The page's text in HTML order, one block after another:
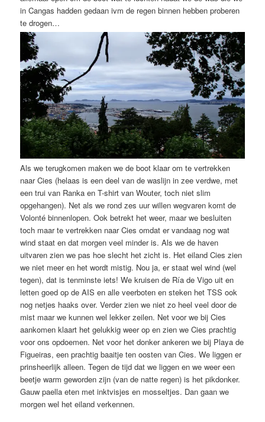
in Cangas hadden gedaan ivm de regen binnen hebben proberen
te drogen…
Als we terugkomen maken we de boot klaar om te vertrekken
naar Cies (helaas is een deel van de waslijn in zee verdwe, met
een trui van Ranka en T-shirt van Wouter, toch niet slim
opgehangen). Net als we rond zes uur willen wegvaren komt de
Volonté binnenlopen. Ook betrekt het weer, maar we besluiten
toch maar te vertrekken naar Cies omdat er vandaag nog wat
wind staat en dat morgen veel minder is. Als we de haven
uitvaren zien we pas hoe slecht het zicht is. Het eiland Cies zien
we niet meer en het wordt mistig. Nou ja, er staat wel wind (wel
tegen), dat is tenminste iets! We kruisen de Ría de Vigo uit en
letten goed op de AIS en alle veerboten en steken het TSS ook
nog netjes haaks over. Verder zien we niet zo heel veel door de
mist maar we kunnen wel lekker zeilen. Net voor we bij Cies
aankomen klaart het gelukkig weer op en zien we Cies prachtig
voor ons opdoemen. Net voor het donker ankeren we bij Playa de
Figueiras, een prachtig baaitje ten oosten van Cies. We liggen er
prinsheerlijk alleen. Tegen de tijd dat we liggen en we weer een
beetje warm geworden zijn (van de natte regen) is het pikdonker.
Gauw paella eten met inktvisjes en mosseltjes. Dan gaan we
morgen wel het eiland verkennen.